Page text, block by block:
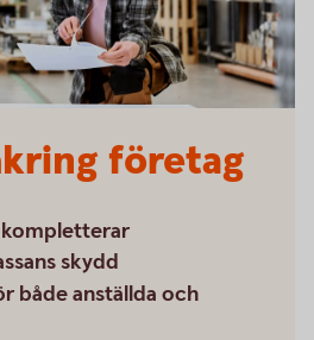
företag
skydd
både anställda och